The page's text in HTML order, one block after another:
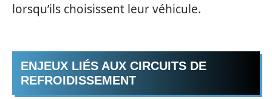
lorsqu’ils choisissent leur véhicule.
ENJEUX LIÉS AUX CIRCUITS DE
REFROIDISSEMENT